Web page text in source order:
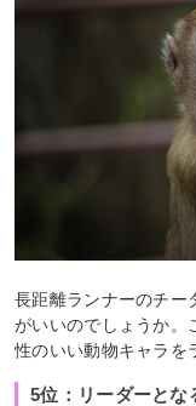
長距離ランナーのチー
がいいのでしょうか。
性のいい動物キャラを
5位：リーダーとな